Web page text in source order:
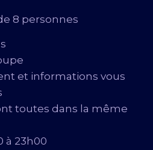
8 personnes
et informations vous
toutes dans la même
à 23h00